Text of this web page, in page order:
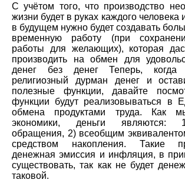
С учётом того, что производство
жизни будет в руках каждого человека
в будущем нужно будет создавать
временную работу (при
работы для желающих), которая
производить на обмен для
денег без денег Теперь, когда
религиозный дурман денег и
полезные функции, давайте
функции будут реализовываться в
обмена продуктами труда. Как
экономики, деньги являются:
обращения, 2) всеобщим
средством накопления. Такие
денежная эмиссия и инфляция, в
существовать, так как не будет
таковой.